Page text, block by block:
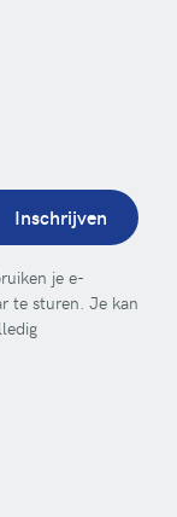
Inschrijven
je e-
te sturen. Je kan